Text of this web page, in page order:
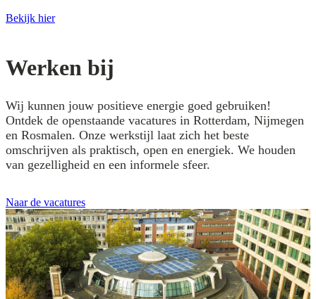
Bekijk hier
Werken bij
Wij kunnen jouw positieve energie goed gebruiken!
Ontdek de openstaande vacatures in Rotterdam, Nijmegen
en Rosmalen. Onze werkstijl laat zich het beste
omschrijven als praktisch, open en energiek. We houden
van gezelligheid en een informele sfeer.
Naar de vacatures